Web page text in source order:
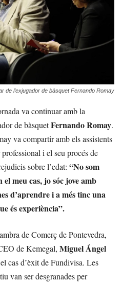
de l’exjugador de bàsquet Fernando Romay
va continuar amb la
de bàsquetFernando Romay.
va compartir amb els assistents
i el seu procés de
sobre l’edat: “No som
meu cas, jo sóc jove amb
d’aprendre i a més tinc una
és experiència”.
de Comerç de Pontevedra,
de Kemegal, Miguel Ángel
cas d’èxit de Fundivisa. Les
van ser desgranades per